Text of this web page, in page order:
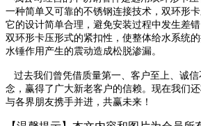
一种简单又可靠的不锈钢连接技术，双环形
它的设计简单合理，避免安装过程中发生差
双环形卡压形式的紧扣性，使整体给水系统
水锤作用产生的震动造成松脱渗漏。
过去我们 曾凭借质量第一、客户至上、诚
念，赢得了广大新老客户的信赖。 现在我们
与各界朋友携手并进，共赢未来 ！